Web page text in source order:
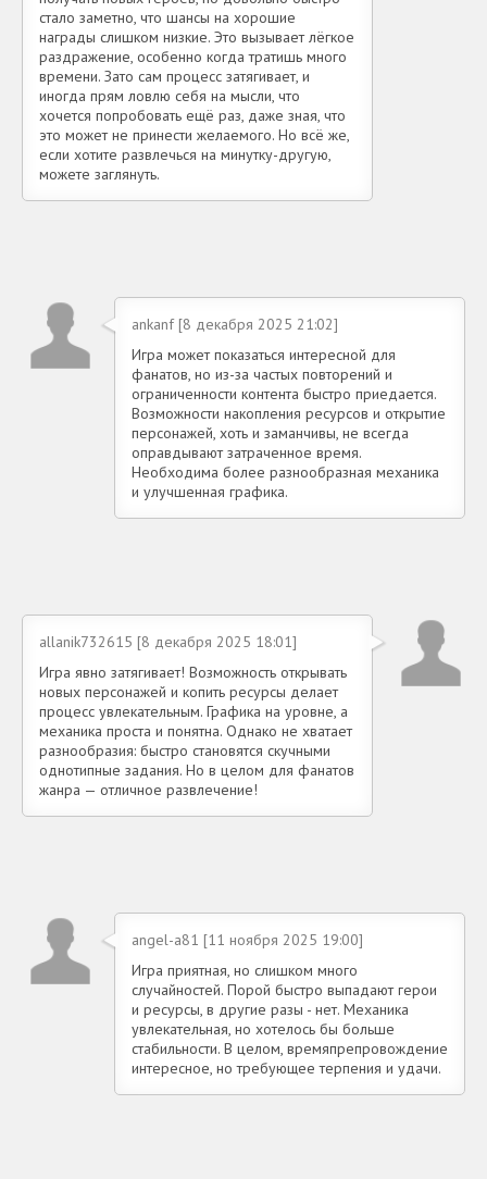
стало заметно, что шансы на хорошие
награды слишком низкие. Это вызывает лёгкое
раздражение, особенно когда тратишь много
времени. Зато сам процесс затягивает, и
иногда прям ловлю себя на мысли, что
хочется попробовать ещё раз, даже зная, что
это может не принести желаемого. Но всё же,
если хотите развлечься на минутку-другую,
можете заглянуть.
ankanf [8 декабря 2025 21:02]
Игра может показаться интересной для
фанатов, но из-за частых повторений и
ограниченности контента быстро приедается.
Возможности накопления ресурсов и открытие
персонажей, хоть и заманчивы, не всегда
оправдывают затраченное время.
Необходима более разнообразная механика
и улучшенная графика.
allanik732615 [8 декабря 2025 18:01]
Игра явно затягивает! Возможность открывать
новых персонажей и копить ресурсы делает
процесс увлекательным. Графика на уровне, а
механика проста и понятна. Однако не хватает
разнообразия: быстро становятся скучными
однотипные задания. Но в целом для фанатов
жанра — отличное развлечение!
angel-a81 [11 ноября 2025 19:00]
Игра приятная, но слишком много
случайностей. Порой быстро выпадают герои
и ресурсы, в другие разы - нет. Механика
увлекательная, но хотелось бы больше
стабильности. В целом, времяпрепровождение
интересное, но требующее терпения и удачи.